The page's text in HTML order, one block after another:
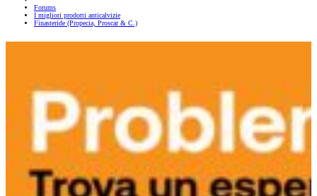
Forums
I migliori prodotti anticalvizie
Finasteride (Propecia, Proscar & C.)